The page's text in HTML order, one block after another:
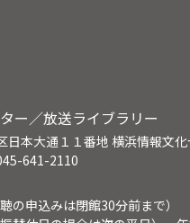
う。島
のせい
て本番
ー／放送ライブラリー
日本大通１１番地 横浜情報文
641-2110
申込みは閉館30分前まで）